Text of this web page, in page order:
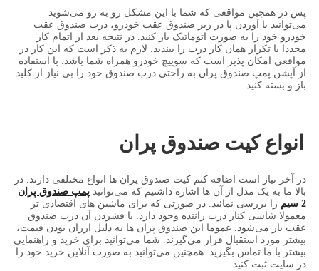
پس در همچین مواقعی که شما با این مشکل رو به رو می‌شوید
می‌توانید با آوردن پا در زیر صندوق عقب خودرو، درب صندوق عقب
خودرو خود را به صورت اتوماتیک باز کنید. در نتیجه بعد از اتمام کار
مجددا با تکرار همان کار درب را ببندید. لازم به ذکر است که این کار در
مواقعی امکان پذیر است که سوییچ خودرو همراه شما باشد. با استفاده
از آپشن پمپ صندوق پران به راحتی درب صندوق خود را بی نیاز از کلید
باز و بسته کنید.
انواع کیت صندوق پران
در آخر نیاز است اضافه کنم کیت صندوق پران ها انواع مختلفی دارند. در
بالا ما به یک مدل از آن ها اشاره داشتیم که می‌توانید پمپ صندوق پران
2 سیم
را بررسی نمائید. در صورتی که برای ماشین های اقتصادی تر
معمولا شاسی کنار درب راننده وجود دارد. با فشردن آن درب صندوق
عقب باز می‌شود. عموما این صندوق پران ها به دلیل ارزان بودن قیمت،
بیشتر مورد استقبال قرار می‌گیرند. شما می‌توانید برای خرید و راهنمایی
بیشتر با ما تماس بگیرید. همچنین می‌توانید به صورت آنلاین خرید خود را
در سایت ثبت کنید.